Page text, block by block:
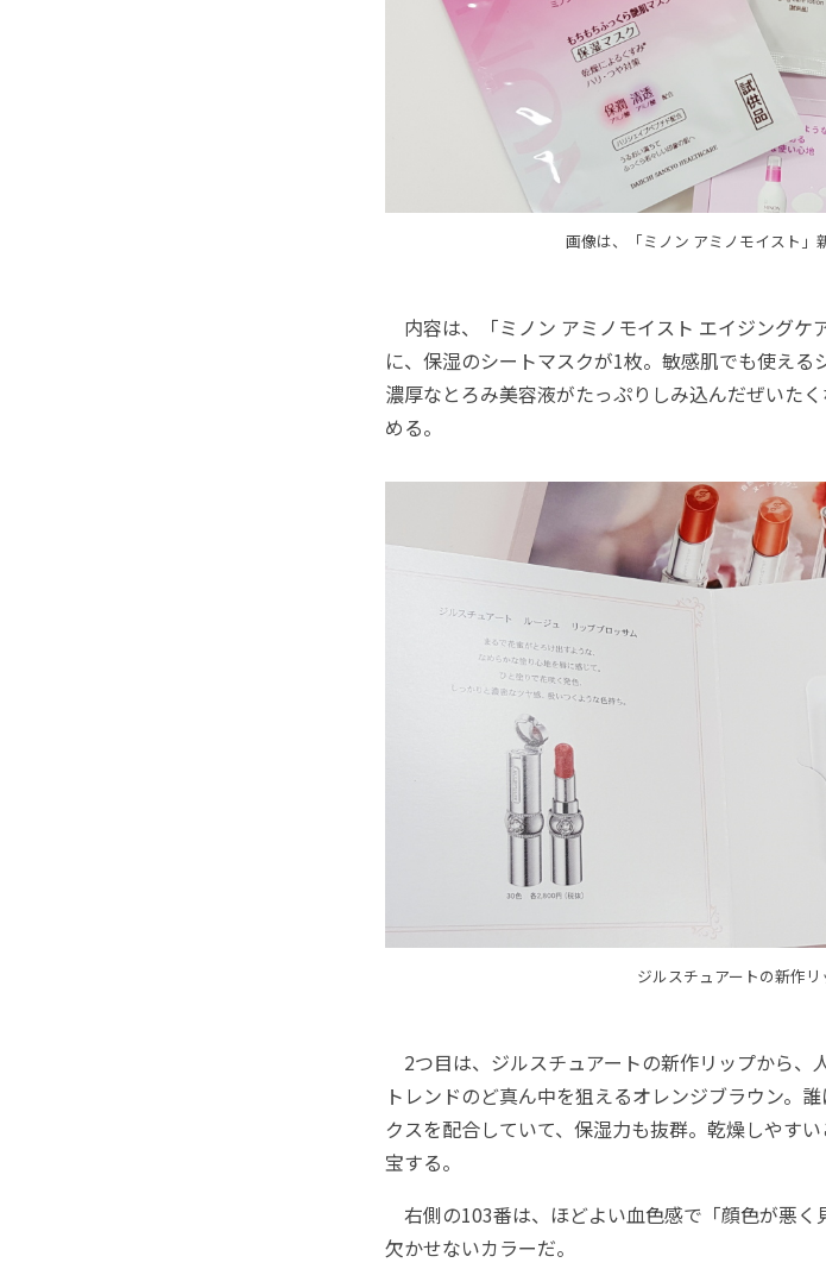
画像は、「ミノン アミノモイスト」
内容は、「ミノン アミノモイスト エイジングケ
に、保湿のシートマスクが1枚。敏感肌でも使える
濃厚なとろみ美容液がたっぷりしみ込んだぜいた
める。
ジルスチュアートの新作
2つ目は、ジルスチュアートの新作リップから、
トレンドのど真ん中を狙えるオレンジブラウン。
クスを配合していて、保湿力も抜群。乾燥しやす
宝する。
右側の103番は、ほどよい血色感で「顔色が悪
欠かせないカラーだ。